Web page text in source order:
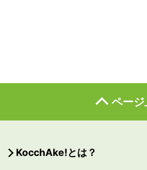
ペー
KocchAke!とは？